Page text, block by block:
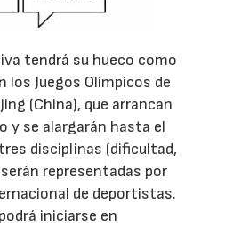
tendrá su hueco como
los Juegos Olímpicos de
(China), que arrancan
y se alargarán hasta el
disciplinas (dificultad,
representadas por
de deportistas.
iniciarse en